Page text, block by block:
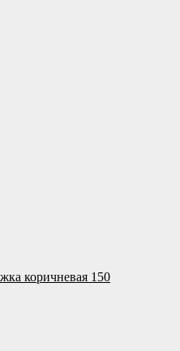
коричневая 150